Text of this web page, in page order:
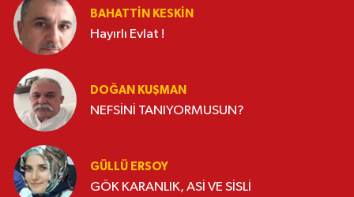
BAHATTIN KESKİN
Hayırlı Evlat !
DOĞAN KUŞMAN
NEFSİNİ TANIYORMUSUN?
GÜLLÜ ERSOY
GÖK KARANLIK, ASİ VE SİSLİ